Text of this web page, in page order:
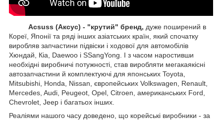
Acsuss (Аксус) - "крутий" бренд, дуже поширений в
Кореї, Японії та ряді інших азіатських країн, який спочатку
виробляв запчастини підвіски і ходової для автомобілів
Хюндай, Кіа, Daewoo і SSangYong. І з часом наростивши
необхідні виробничі потужності, став виробляти мегакаякісні
автозапчастини й комплектуючі для японських Toyota,
Mitsubishi, Honda, Nissan, європейських Volkswagen, Renault,
Mercedes, Audi, Peugeot, Opel, Citroen, американських Ford,
Chevrolet, Jeep і багатьох інших.
Реаліями нашого часу доведено, що корейські виробники - за